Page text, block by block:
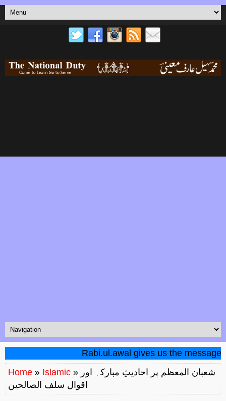
Rabi.ul.awal gives us the message of
Home » Islamic » شعبان المعظم پر احادیثِ مبارکہ اور
اقوال سلف الصالحین